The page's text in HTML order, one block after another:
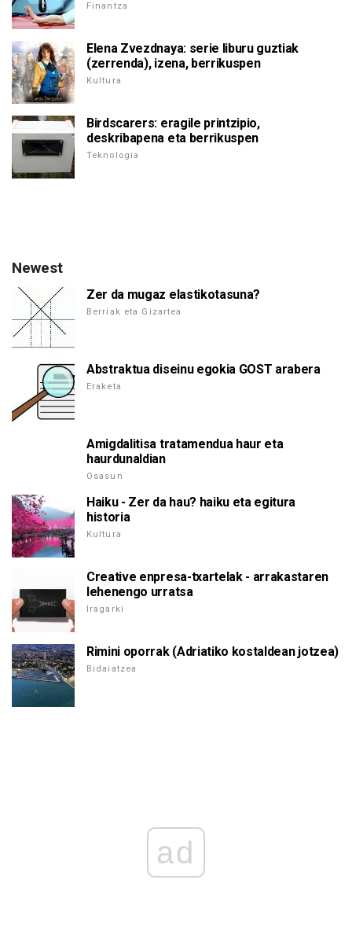
Finantza
Elena Zvezdnaya: serie liburu guztiak
(zerrenda), izena, berrikuspen
Kultura
Birdscarers: eragile printzipio,
deskribapena eta berrikuspen
Teknologia
Newest
Zer da mugaz elastikotasuna?
Berriak eta Gizartea
Abstraktua diseinu egokia GOST arabera
Eraketa
Amigdalitisa tratamendua haur eta
haurdunaldian
Osasun
Haiku - Zer da hau? haiku eta egitura
historia
Kultura
Creative enpresa-txartelak - arrakastaren
lehenengo urratsa
Iragarki
Rimini oporrak (Adriatiko kostaldean jotzea)
Bidaiatzea
ad